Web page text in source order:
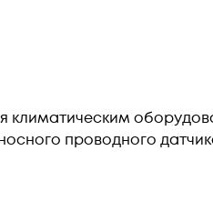
проводного